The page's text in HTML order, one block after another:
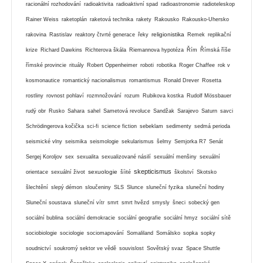
racionální rozhodování radioaktivita radioaktivní spad radioastronomie radioteleskop
Rainer Weiss raketoplán raketová technika rakety Rakousko Rakousko-Uhersko
rakovina Rastislav reaktory čtvrté generace řeky religionistika Remek replikační
krize Richard Dawkins Richterova škála Riemannova hypotéza Řím Římská říše
římské provincie rituály Robert Oppenheimer roboti robotika Roger Chaffee rok v
kosmonautice romantický nacionalismus romantismus Ronald Drever Rosetta
rostliny rovnost pohlaví rozmnožování rozum Rubikova kostka Rudolf Mössbauer
rudý obr Rusko Sahara sahel Sametová revoluce Sandžak Sarajevo Saturn savci
Schrödingerova kočička sci-fi science fiction sebeklam sedimenty sedmá perioda
seismické vlny seismika seismologie sekularismus šelmy Semjorka R7 Senát
Sergej Koroljov sex sexualita sexualizované násilí sexuální menšiny sexuální
orientace sexuální život sexuologie šíité skepticismus školství Skotsko
šlechtění slepý démon sloučeniny SLS Slunce sluneční fyzika sluneční hodiny
Sluneční soustava sluneční vítr smrt smrt hvězd smysly šneci sobecký gen
sociální bublina sociální demokracie sociální geografie sociální hmyz sociální sítě
sociobiologie sociologie sociomapování Somaliland Somálsko sopka sopky
soudnictví soukromý sektor ve vědě souvislost Sovětský svaz Space Shuttle